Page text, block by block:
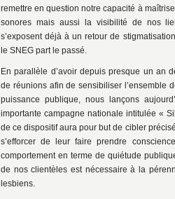
remettre en question notre capacité à
sonores mais aussi la visibilité de nos
s’exposent déjà à un retour de
le SNEG part le passé.
En parallèle d’avoir depuis presque un an
de réunions afin de sensibiliser l’ensemble
puissance publique, nous lançons
importante campagne nationale intitulée «
de ce dispositif aura pour but de cibler
s’efforcer de leur faire prendre
comportement en terme de quiétude
de nos clientèles est nécessaire à la
lesbiens.